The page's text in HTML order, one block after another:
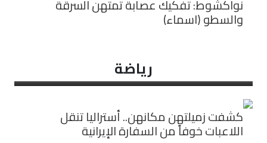
نواكشوط: تفكيك عصابة تمتهن السرقة
والسطو (اسماء)
رياضة
كشفت زميلتهن مكانهن.. أستراليا تنقل
اللاعبات خوفاً من السفارة الإيرانية